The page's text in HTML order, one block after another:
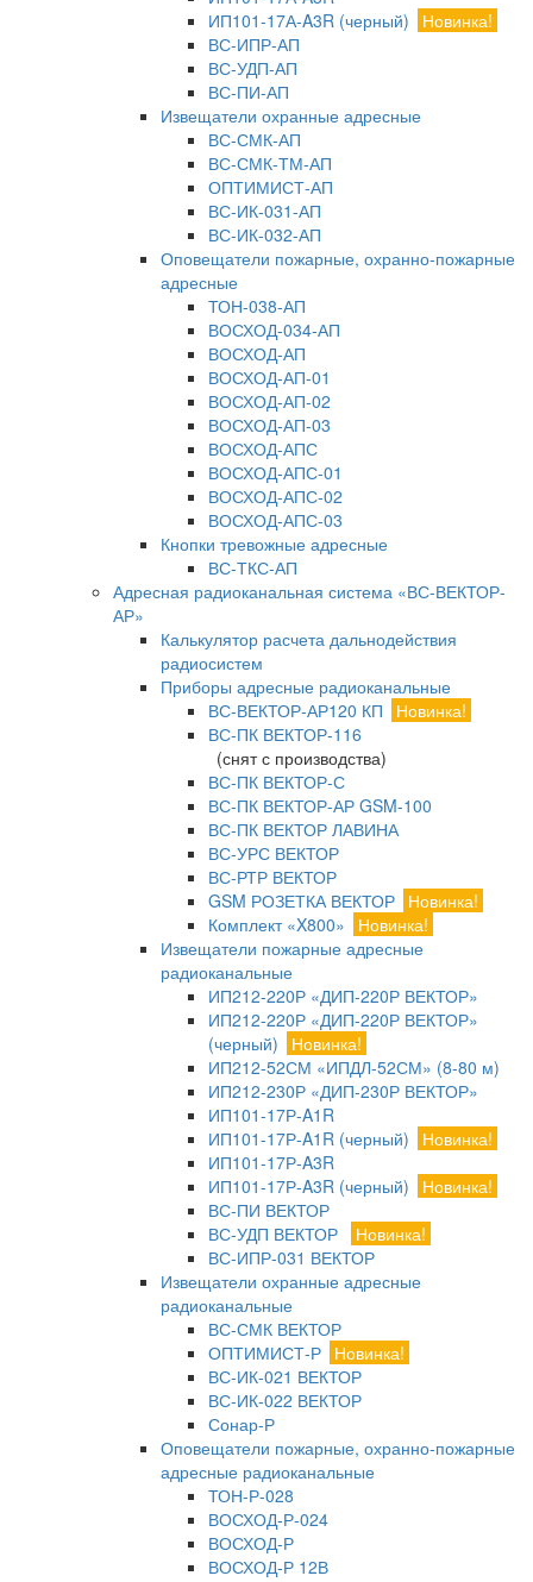
ИП101-17А-A3R (черный)
Новинка!
ВС-ИПР-АП
ВС-УДП-АП
ВС-ПИ-АП
Извещатели охранные адресные
ВС-СМК-АП
ВС-СМК-ТМ-АП
ОПТИМИСТ-АП
ВС-ИК-031-АП
ВС-ИК-032-АП
Оповещатели пожарные, охранно-пожарные
адресные
ТОН-038-АП
ВОСХОД-034-АП
ВОСХОД-АП
ВОСХОД-АП-01
ВОСХОД-АП-02
ВОСХОД-АП-03
ВОСХОД-АПС
ВОСХОД-АПС-01
ВОСХОД-АПС-02
ВОСХОД-АПС-03
Кнопки тревожные адресные
ВС-ТКС-АП
Адресная радиоканальная система «ВС-ВЕКТОР-
АР»
Калькулятор расчета дальнодействия
радиосистем
Приборы адресные радиоканальные
ВС-ВЕКТОР-АР120 КП
Новинка!
ВС-ПК ВЕКТОР-116
(снят с производства)
ВС-ПК ВЕКТОР-С
ВС-ПК ВЕКТОР-АР GSM-100
ВС-ПК ВЕКТОР ЛАВИНА
ВС-УРС ВЕКТОР
ВС-РТР ВЕКТОР
GSM РОЗЕТКА ВЕКТОР Новинка!
Комплект «X800»
Новинка!
Извещатели пожарные адресные
радиоканальные
ИП212-220Р «ДИП-220Р ВЕКТОР»
ИП212-220Р «ДИП-220Р ВЕКТОР»
(черный)
Новинка!
ИП212-52СМ «ИПДЛ-52СМ» (8-80 м)
ИП212-230Р «ДИП-230Р ВЕКТОР»
ИП101-17Р-A1R
ИП101-17Р-A1R (черный)
Новинка!
ИП101-17Р-A3R
ИП101-17Р-A3R (черный)
Новинка!
ВС-ПИ ВЕКТОР
ВС-УДП ВЕКТОР
Новинка!
ВС-ИПР-031 ВЕКТОР
Извещатели охранные адресные
радиоканальные
ВС-СМК ВЕКТОР
ОПТИМИСТ-Р Новинка!
ВС-ИК-021 ВЕКТОР
ВС-ИК-022 ВЕКТОР
Сонар-Р
Оповещатели пожарные, охранно-пожарные
адресные радиоканальные
ТОН-Р-028
ВОСХОД-Р-024
ВОСХОД-Р
ВОСХОД-Р 12В